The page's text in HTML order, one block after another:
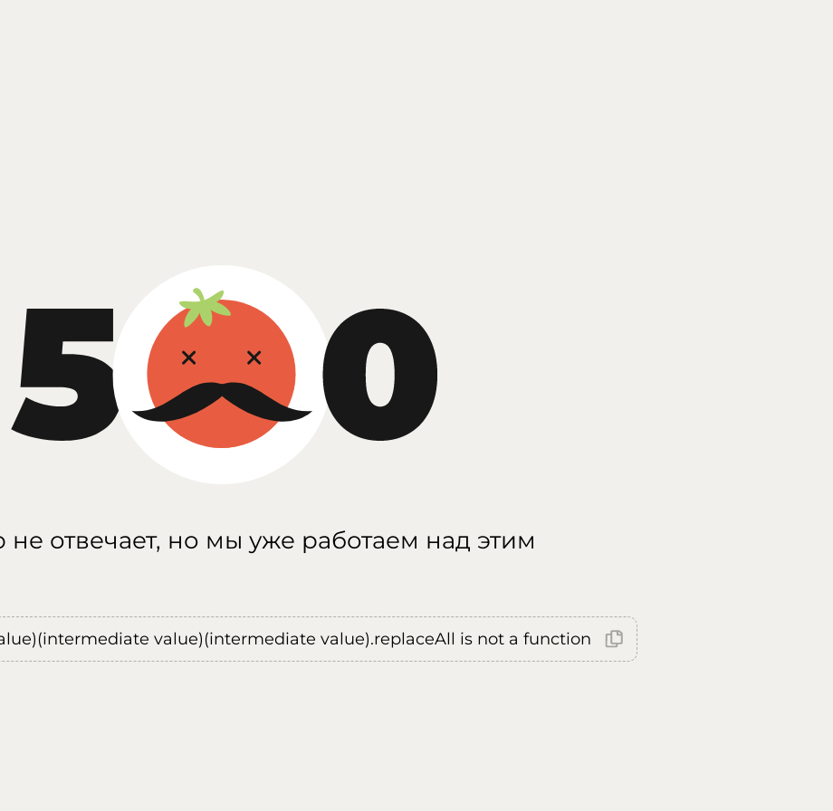
не отвечает, но мы уже работаем над этим
value)(intermediate value).replaceAll is not a function